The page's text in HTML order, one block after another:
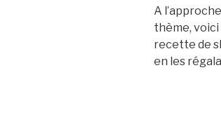
A
thème,
recette de
en les